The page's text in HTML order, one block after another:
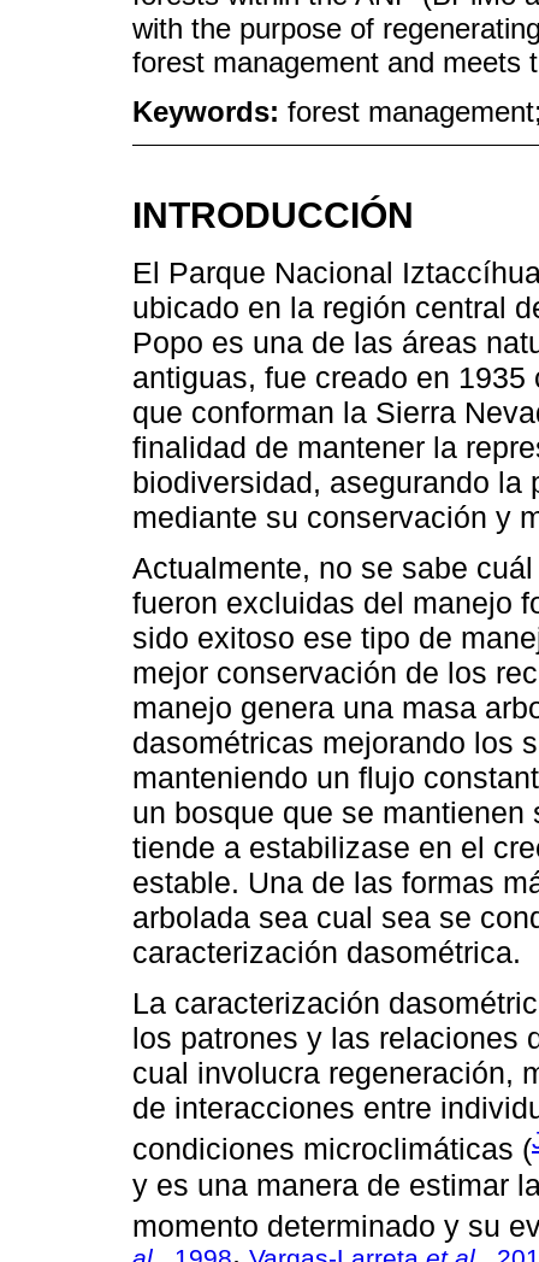
with the purpose of
forest management and meets
Keywords: forest
INTRODUCCIÓN
El Parque Nacional
ubicado en la región central
Popo es una de las áreas
antiguas, fue creado en
que conforman la Sierra
finalidad de mantener la
biodiversidad, asegurando
mediante su conservación y
Actualmente, no se sabe
fueron excluidas del manejo
sido exitoso ese tipo de
mejor conservación de los
manejo genera una masa
dasométricas mejorando los
manteniendo un flujo
un bosque que se
tiende a estabilizase en el
estable. Una de las formas
arbolada sea cual sea se
caracterización dasométrica.
La caracterización
los patrones y las relaciones
cual involucra regeneración,
de interacciones entre
condiciones microclimáticas (
y es una manera de estimar
momento determinado y su